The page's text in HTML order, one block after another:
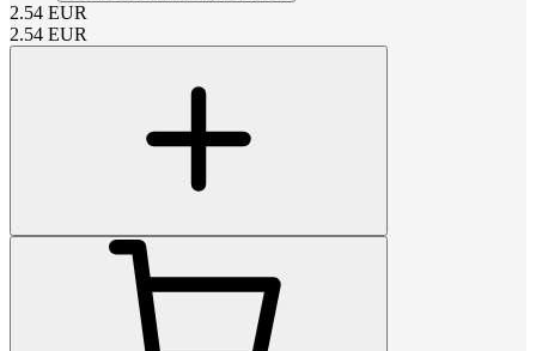
2.54 EUR
2.54 EUR